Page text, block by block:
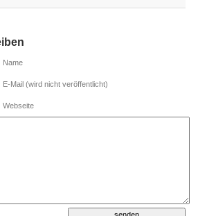
Name
E-Mail (wird nicht veröffentlicht)
Webseite